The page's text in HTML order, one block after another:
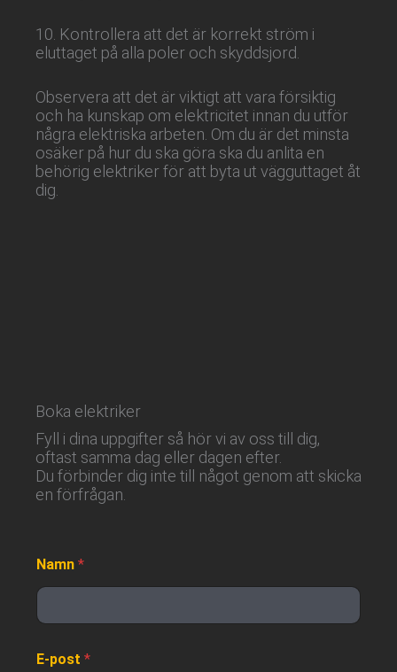
10. Kontrollera att det är korrekt ström i
eluttaget på alla poler och skyddsjord.
Observera att det är viktigt att vara försiktig
och ha kunskap om elektricitet innan du utför
några elektriska arbeten. Om du är det minsta
osäker på hur du ska göra ska du anlita en
behörig elektriker för att byta ut vägguttaget åt
dig.
Boka elektriker
Fyll i dina uppgifter så hör vi av oss till dig,
oftast samma dag eller dagen efter.
Du förbinder dig inte till något genom att skicka
en förfrågan.
Namn *
E-post *